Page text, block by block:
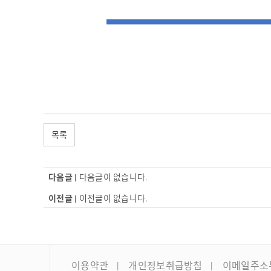
목록
다음글 | 다음글이 없습니다.
이전글 | 이전글이 없습니다.
이용약관 개인정보취급방침 이메일주